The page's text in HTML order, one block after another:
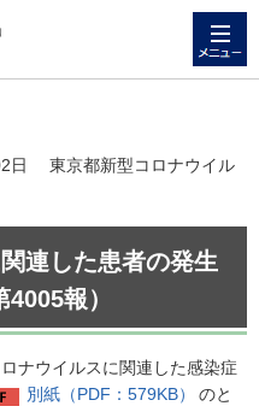
日 東京都新型コロナウイル
連した患者の発生
報）
ナウイルスに関連した感染症
別紙（PDF：579KB）
のと